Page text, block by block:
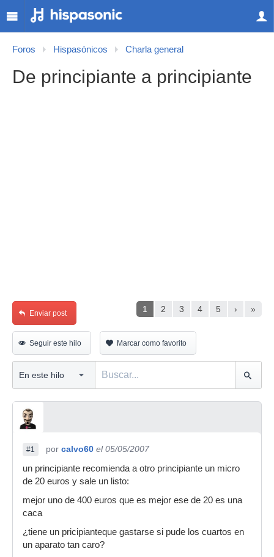
Foros Hispasónicos Charla general
De principiante a principiante
1 2 3 4 5 › »
Enviar post
Seguir este hilo Marcar como favorito
#1 por calvo60 el 05/05/2007
un principiante recomienda a otro principiante un micro
de 20 euros y sale un listo:
mejor uno de 400 euros que es mejor ese de 20 es una
caca
¿tiene un pricipianteque gastarse si pude los cuartos en
un aparato tan caro?